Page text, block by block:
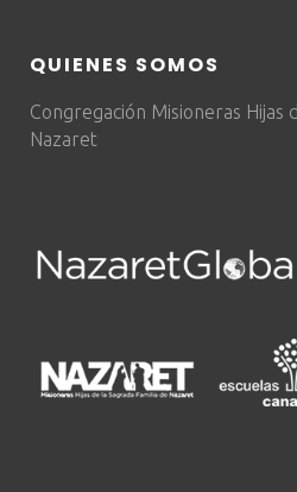
QUIENES SOMOS
Congregación Misioneras Hijas
Nazaret